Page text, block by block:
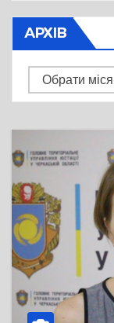
АРХІВ
Архів